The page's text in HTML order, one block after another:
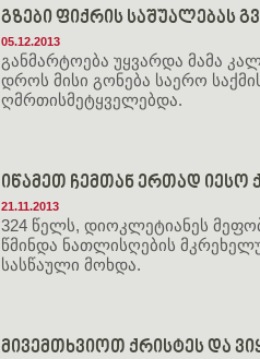
გზები ფიქრის საშუალებას
05.12.2013
განმარტოება უყვარდა მამა
დროს მისი გონება საერო
ღმრთისმეტყველებდა.
იწამეთ ჩემთან ერთად იესო
21.11.2013
324 წელს, დიოკლეტიანეს
წმინდა ნათლისღების
სასწაული მოხდა.
მივემთხვიოთ ქრისტეს და